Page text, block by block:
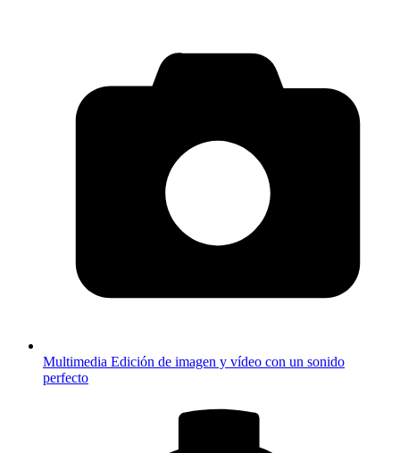
Multimedia Edición de imagen y vídeo con un sonido
perfecto